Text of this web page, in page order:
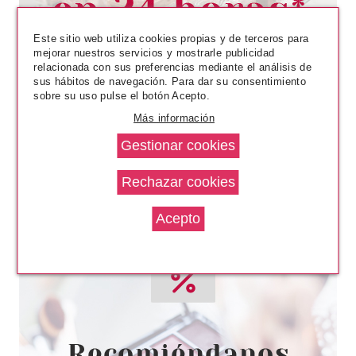
-30% 15.50€
MONTAGNE JEUNESSE 7TH
HEAVEN PRETTY IN PINK
-31%
desde
11.99€
Este sitio web utiliza cookies propias y de terceros para
mejorar nuestros servicios y mostrarle publicidad
relacionada con sus preferencias mediante el análisis de
sus hábitos de navegación. Para dar su consentimiento
sobre su uso pulse el botón Acepto.
Más información